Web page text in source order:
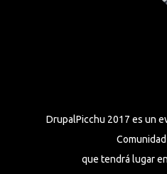
DrupalPicchu 2017 es un
que tendrá lugar